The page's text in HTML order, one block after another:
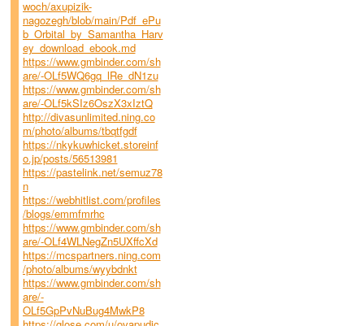
woch/axupizik-
nagozegh/blob/main/Pdf_ePu
b_Orbital_by_Samantha_Harv
ey_download_ebook.md
https://www.gmbinder.com/sh
are/-OLf5WQ6gq_lRe_dN1zu
https://www.gmbinder.com/sh
are/-OLf5kSIz6OszX3xIztQ
http://divasunlimited.ning.co
m/photo/albums/tbqtfgdf
https://nkykuwhicket.storeinf
o.jp/posts/56513981
https://pastelink.net/semuz78
n
https://webhitlist.com/profiles
/blogs/emmfmrhc
https://www.gmbinder.com/sh
are/-OLf4WLNegZn5UXffcXd
https://mcspartners.ning.com
/photo/albums/wyybdnkt
https://www.gmbinder.com/sh
are/-
OLf5GpPvNuBug4MwkP8